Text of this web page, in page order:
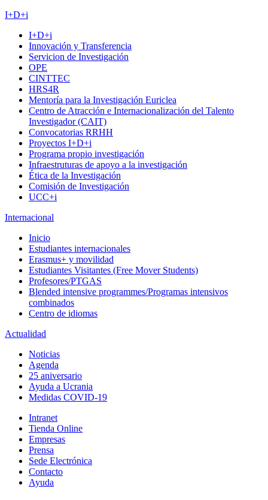
I+D+i
I+D+i
Innovación y Transferencia
Servicion de Investigación
OPE
CINTTEC
HRS4R
Mentoría para la Investigación Euriclea
Centro de Atracción e Internacionalización del Talento
Investigador (CAIT)
Convocatorias RRHH
Proyectos I+D+i
Programa propio investigación
Infraestruturas de apoyo a la investigación
Ética de la Investigación
Comisión de Investigación
UCC+i
Internacional
Inicio
Estudiantes internacionales
Erasmus+ y movilidad
Estudiantes Visitantes (Free Mover Students)
Profesores/PTGAS
Blended intensive programmes/Programas intensivos
combinados
Centro de idiomas
Actualidad
Noticias
Agenda
25 aniversario
Ayuda a Ucrania
Medidas COVID-19
Intranet
Tienda Online
Empresas
Prensa
Sede Electrónica
Contacto
Ayuda